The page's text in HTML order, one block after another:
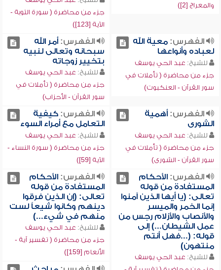
والمعراج [2])
جزء من محاضرة ( سورة التوبة -
الآية [123])
الفهرس:معية الله
لعباده وأنواعها
للشيخ: عبد الحي يوسف
جزء من محاضرة ( تأملات في
سور القرآن - العنكبوت)
الفهرس:أمر الله
سبحانه وتعالى لنبيه
بتخيير زوجاته
للشيخ: عبد الحي يوسف
جزء من محاضرة ( تأملات في
سور القرآن - الأحزاب)
الفهرس:أهمية
الشورى
للشيخ: عبد الحي يوسف
جزء من محاضرة ( تأملات في
سور القرآن - الشورى)
الفهرس:كيفية
التعامل مع أمراء السوء
للشيخ: عبد الحي يوسف
جزء من محاضرة ( سورة النساء -
الآية [59])
الفهرس:الأحكام
المستفادة من قوله
تعالى: (يا أيها الذين آمنوا
إنما الخمر والميسر
والأنصاب والأزلام رجس من
عمل الشيطان...) إلى
قوله: (...فهل أنتم
منتهون)
للشيخ: عبد الحي يوسف
الفهرس:الأحكام
المستفادة من قوله
تعالى: (إن الذين فرقوا
دينهم وكانوا شيعاً لست
منهم في شيء...)
للشيخ: عبد الحي يوسف
جزء من محاضرة ( تفسير آية -
الأنعام [159])